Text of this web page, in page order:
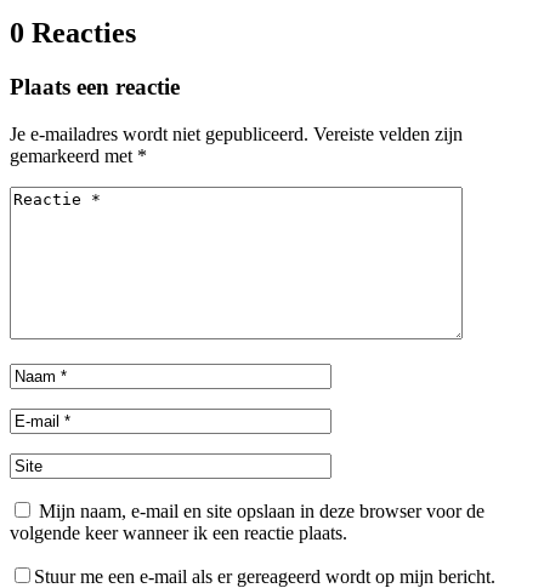
0 Reacties
Plaats een reactie
Je e-mailadres wordt niet gepubliceerd. Vereiste velden zijn
gemarkeerd met *
Mijn naam, e-mail en site opslaan in deze browser voor de
volgende keer wanneer ik een reactie plaats.
Stuur me een e-mail als er gereageerd wordt op mijn bericht.